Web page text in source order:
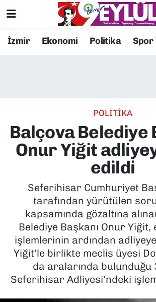
İzmir Ekonomi Politika Spor
POLİTİKA
Balçova Belediye
Onur Yiğit
edildi
Seferihisar Cumhuriyet
tarafından yürütülen
kapsamında gözaltına
Belediye Başkanı Onur Yiğit,
işlemlerinin ardından
Yiğit’le birlikte meclis üyesi
da aralarında bulunduğu
Seferihisar Adliyesi’ndeki
Resmi İlanlar
EKONOMİ
KÜLTÜR SANAT
MAGAZİN
POLİTİKA
SAĞLIK
SPOR
Konak Nöbetçi Eczaneler
Süper Lig Puan Durumu ve
Tüm Manşetler
Son Dakika Haberleri
Haber Arşivi